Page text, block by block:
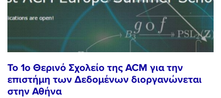
To 1ο Θερινό Σχολείο της ACM για την
επιστήμη των Δεδομένων διοργανώνεται
στην Αθήνα